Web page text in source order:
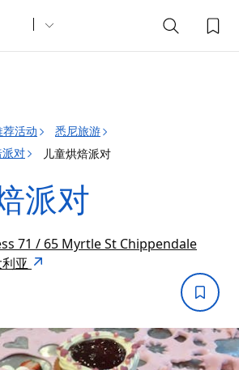
活动
悉尼旅游
对
儿童烘焙派对
派对
71 / 65 Myrtle St Chippendale
亚